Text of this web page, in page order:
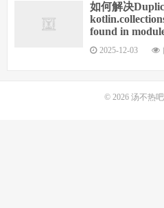
如何解决
found in
2025-12-03
© 2026 汤不热吧